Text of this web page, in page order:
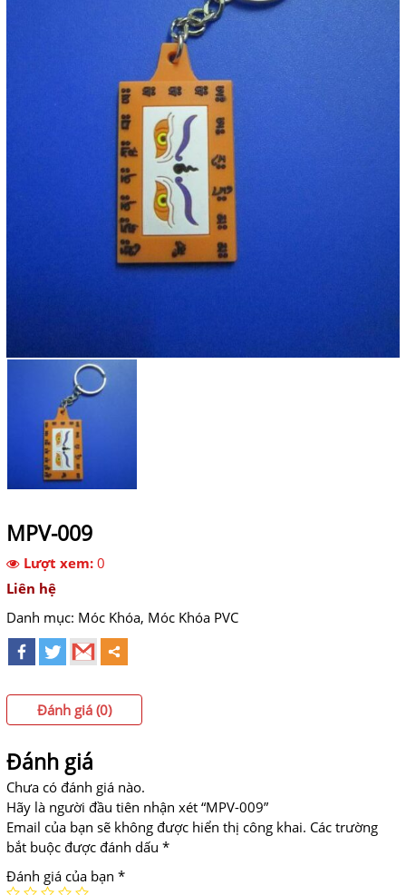
MPV-009
Lượt xem:0
Liên hệ
Danh mục: Móc Khóa, Móc Khóa PVC
Đánh giá (0)
Đánh giá
Chưa có đánh giá nào.
Hãy là người đầu tiên nhận xét “MPV-009”
Email của bạn sẽ không được hiển thị công khai. Các trường
bắt buộc được đánh dấu *
Đánh giá của bạn *